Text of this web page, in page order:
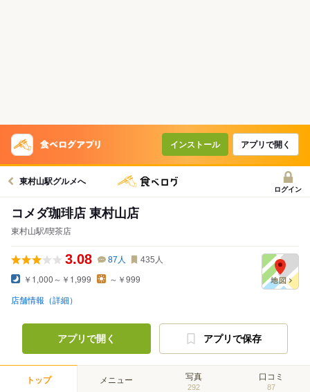
インストール アプリで開く
東村山駅グルメへ
ログイン
コメダ珈琲店 東村山店
東村山駅/喫茶店
3.08 87 人 435 人
￥1,000～￥1,999 ～￥999
店舗情報（詳細）
アプリで開く アプリで保存
トップ メニュー 写真
292
口コミ
87